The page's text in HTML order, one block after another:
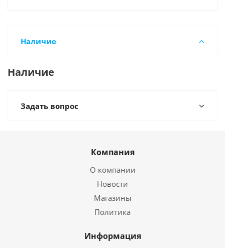
Наличие
Наличие
Задать вопрос
Компания
О компании
Новости
Магазины
Политика
Информация